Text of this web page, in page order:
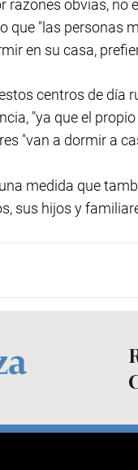
razones obvias,
que "las personas
en su casa,
centros de día
"ya que el
"van a dormir a
medida que
sus hijos y